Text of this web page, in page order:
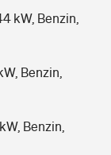
kW, Benzin,
Benzin,
Benzin,